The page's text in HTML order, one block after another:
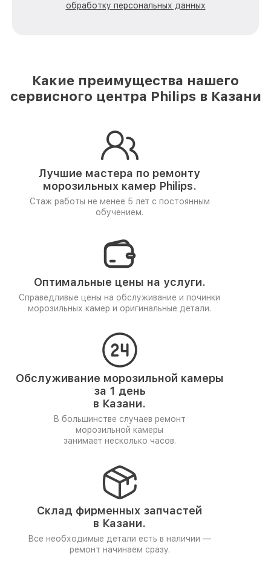
обработку персональных данных
Какие преимущества нашего
сервисного центра Philips в Казани
Лучшие мастера по ремонту
морозильных камер Philips.
Стаж работы не менее 5 лет с постоянным
обучением.
Оптимальные цены на услуги.
Справедливые цены на обслуживание и починки
морозильных камер и оригинальные детали.
Обслуживание морозильной камеры
за 1 день
в Казани.
В большинстве случаев ремонт
морозильной камеры
занимает несколько часов.
Склад фирменных запчастей
в Казани.
Все необходимые детали есть в наличии —
ремонт начинаем сразу.